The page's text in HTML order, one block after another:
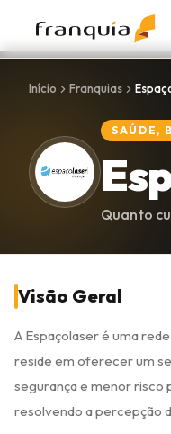
Início Franquias
SAÚDE,
Quanto
Visão Geral
A Espaçolaser é uma
reside em oferecer um
segurança e menor risco
resolvendo a percepção